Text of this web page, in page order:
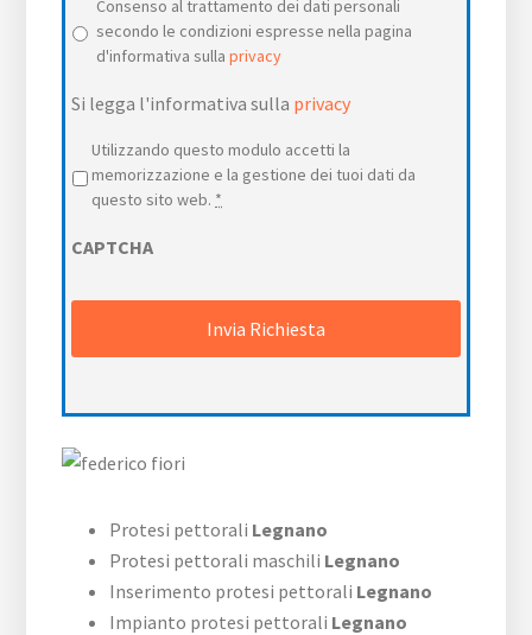
Consenso al trattamento dei dati personali
secondo le condizioni espresse nella pagina
d'informativa sullaprivacy
Si legga l'informativa sulla privacy
Privacy *
Utilizzando questo modulo accetti la
memorizzazione e la gestione dei tuoi dati da
questo sito web. *
CAPTCHA
Protesi pettorali Legnano
Protesi pettorali maschili Legnano
Inserimento protesi pettorali Legnano
Impianto protesi pettorali Legnano